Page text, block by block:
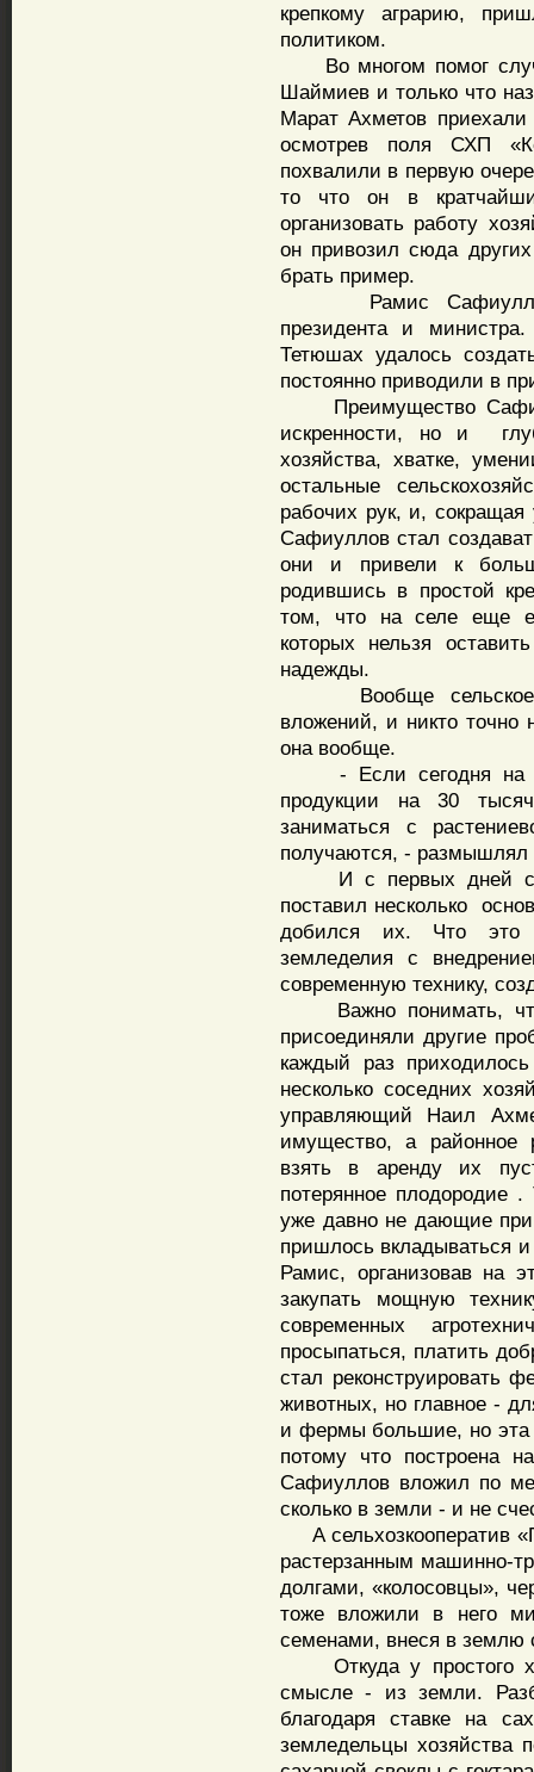
крепкому аграрию,
политиком.
Во многом помог
Шаймиев и только что
Марат Ахметов
осмотрев поля СХП
похвалили в первую
то что он в
организовать работу
он привозил сюда
брать пример.
Рамис Сафиуллов
президента и
Тетюшах удалось
постоянно приводили в
Преимущество
искренности, но и
хозяйства, хватке,
остальные
рабочих рук, и, сокращая
Сафиуллов стал
они и привели к
родившись в простой
том, что на селе еще
которых нельзя
надежды.
Вообще сельское
вложений, и никто точно
она вообще.
- Если сегодня на
продукции на 30
заниматься с
получаются, -
И с первых дней
поставил несколько
добился их. Что это
земледелия с
современную технику,
Важно понимать, что
присоединяли другие
каждый раз
несколько соседних
управляющий Наил
имущество, а районное
взять в аренду их
потерянное плодородие
уже давно не дающие
пришлось вкладываться
Рамис, организовав на
закупать мощную
современных
просыпаться, платить
стал реконструировать
животных, но главное -
и фермы большие, но эта
потому что построена
Сафиуллов вложил по
сколько в земли - и не
А сельхозкооператив
растерзанным машинно-
долгами, «колосовцы»,
тоже вложили в него
семенами, внеся в землю
Откуда у простого
смысле - из земли.
благодаря ставке на
земледельцы хозяйства